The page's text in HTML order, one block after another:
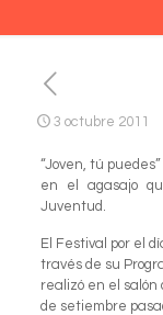
3 octubre 2011
“Joven, tú
en el agasajo
Juventud.
El Festival por el
través de su
realizó en el salón
de setiembre